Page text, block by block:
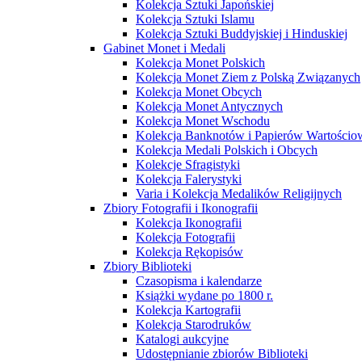
Kolekcja Sztuki Japońskiej
Kolekcja Sztuki Islamu
Kolekcja Sztuki Buddyjskiej i Hinduskiej
Gabinet Monet i Medali
Kolekcja Monet Polskich
Kolekcja Monet Ziem z Polską Związanych
Kolekcja Monet Obcych
Kolekcja Monet Antycznych
Kolekcja Monet Wschodu
Kolekcja Banknotów i Papierów
Kolekcja Medali Polskich i Obcych
Kolekcje Sfragistyki
Kolekcja Falerystyki
Varia i Kolekcja Medalików Religijnych
Zbiory Fotografii i Ikonografii
Kolekcja Ikonografii
Kolekcja Fotografii
Kolekcja Rękopisów
Zbiory Biblioteki
Czasopisma i kalendarze
Książki wydane po 1800 r.
Kolekcja Kartografii
Kolekcja Starodruków
Katalogi aukcyjne
Udostępnianie zbiorów Biblioteki